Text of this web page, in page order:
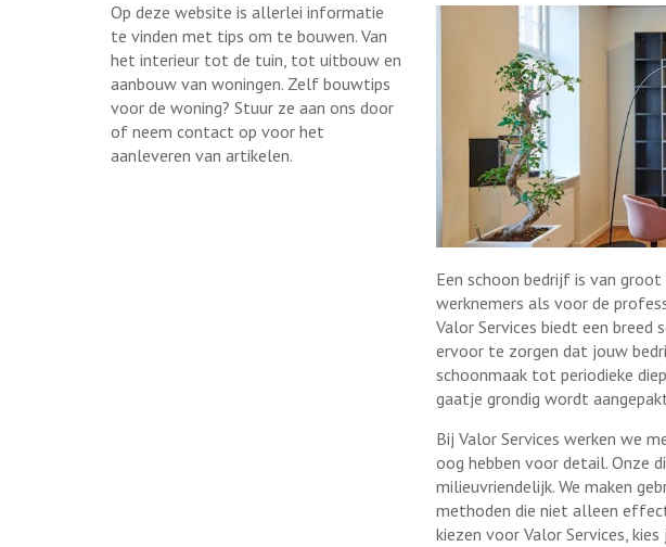
Een schoon bedrijf is van
werknemers als voor de
Valor Services biedt een breed
ervoor te zorgen dat jouw
schoonmaak tot periodieke
gaatje grondig wordt
Bij Valor Services werken we
oog hebben voor detail. Onze
milieuvriendelijk. We maken
methoden die niet alleen
kiezen voor Valor Services,
Op deze website is allerlei informatie
te vinden met tips om te bouwen. Van
het interieur tot de tuin, tot uitbouw en
aanbouw van woningen. Zelf bouwtips
voor de woning? Stuur ze aan ons door
of neem contact op voor het
aanleveren van artikelen.